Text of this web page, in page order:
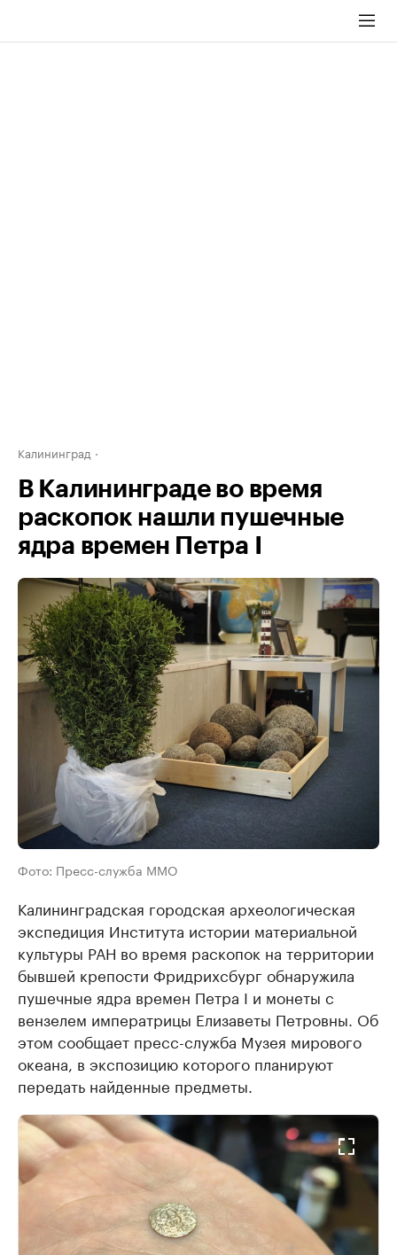
Калининград
В Калининграде во время
раскопок нашли пушечные
ядра времен Петра I
Фото: Пресс-служба ММО
Калининградская городская археологическая
экспедиция Института истории материальной
культуры РАН во время раскопок на территории
бывшей крепости Фридрихсбург обнаружила
пушечные ядра времен Петра I и монеты с
вензелем императрицы Елизаветы Петровны. Об
этом сообщает пресс-служба Музея мирового
океана, в экспозицию которого планируют
передать найденные предметы.